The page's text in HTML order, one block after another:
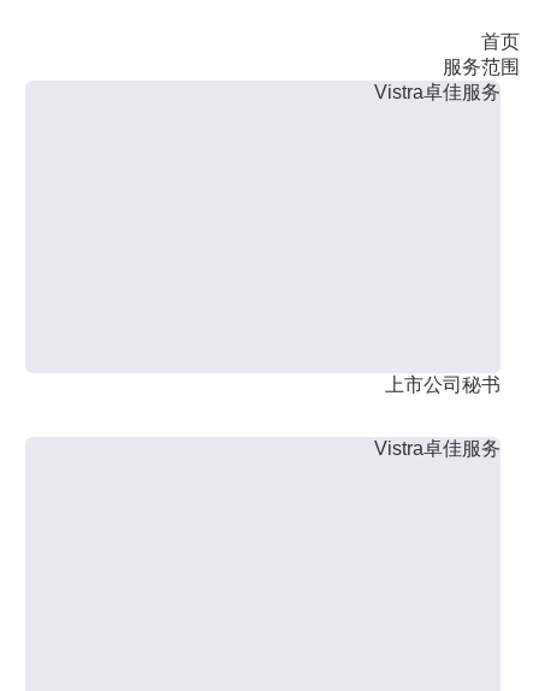
首页
服务范围
Vistra卓佳服务
上市公司秘书
Vistra卓佳服务